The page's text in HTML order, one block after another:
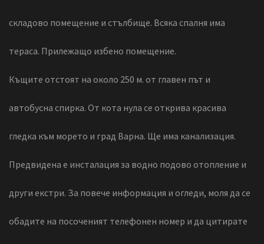
складово помещение и стълбище. Всяка спалня има
тераса. Прилежащо избено помещение.
Къщите отстоят на около 250 м. от главен път и
автобусна спирка. От кота нула се открива красива
гледка към морето и град Варна. Ще има канализация.
Предвидена е инсталация за водно подово отопление и
други екстри. За повече информация и огледи, моля да се
обадите на посоченият телефонен номер и да цитирате